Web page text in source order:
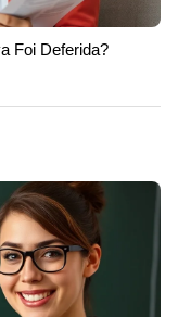
Foi Deferida?